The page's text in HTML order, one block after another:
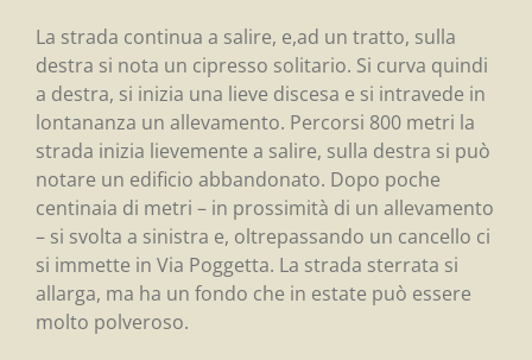
La strada continua a salire, e,ad un tratto, sulla
destra si nota un cipresso solitario. Si curva quindi
a destra, si inizia una lieve discesa e si intravede in
lontananza un allevamento. Percorsi 800 metri la
strada inizia lievemente a salire, sulla destra si può
notare un edificio abbandonato. Dopo poche
centinaia di metri – in prossimità di un allevamento
– si svolta a sinistra e, oltrepassando un cancello ci
si immette in Via Poggetta. La strada sterrata si
allarga, ma ha un fondo che in estate può essere
molto polveroso.